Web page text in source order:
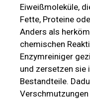
Eiweißmoleküle,
Fette, Proteine
Anders als
chemischen
Enzymreiniger
und zersetzen sie
Bestandteile.
Verschmutzungen